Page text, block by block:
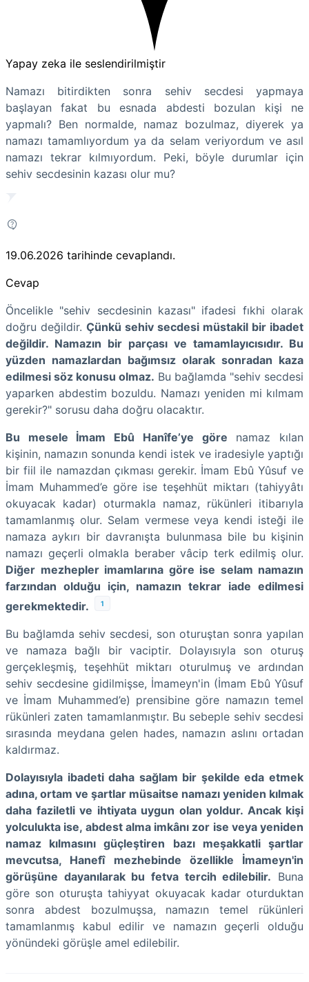
Yapay zeka ile seslendirilmiştir
Namazı bitirdikten sonra sehiv secdesi yapmaya
başlayan fakat bu esnada abdesti bozulan kişi ne
yapmalı? Ben normalde, namaz bozulmaz, diyerek ya
namazı tamamlıyordum ya da selam veriyordum ve asıl
namazı tekrar kılmıyordum. Peki, böyle durumlar için
sehiv secdesinin kazası olur mu?
19.06.2026 tarihinde cevaplandı.
Cevap
Öncelikle "sehiv secdesinin kazası" ifadesi fıkhi olarak
doğru değildir. Çünkü sehiv secdesi müstakil bir ibadet
değildir. Namazın bir parçası ve tamamlayıcısıdır. Bu
yüzden namazlardan bağımsız olarak sonradan kaza
edilmesi söz konusu olmaz. Bu bağlamda "sehiv secdesi
yaparken abdestim bozuldu. Namazı yeniden mi kılmam
gerekir?" sorusu daha doğru olacaktır.
Bu mesele İmam Ebû Hanîfe’ye göre namaz kılan
kişinin, namazın sonunda kendi istek ve iradesiyle yaptığı
bir fiil ile namazdan çıkması gerekir. İmam Ebû Yûsuf ve
İmam Muhammed’e göre ise teşehhüt miktarı (tahiyyâtı
okuyacak kadar) oturmakla namaz, rükünleri itibarıyla
tamamlanmış olur. Selam vermese veya kendi isteği ile
namaza aykırı bir davranışta bulunmasa bile bu kişinin
namazı geçerli olmakla beraber vâcip terk edilmiş olur.
Diğer mezhepler imamlarına göre ise selam namazın
farzından olduğu için, namazın tekrar iade edilmesi
gerekmektedir.
1
Bu bağlamda sehiv secdesi, son oturuştan sonra yapılan
ve namaza bağlı bir vaciptir. Dolayısıyla son oturuş
gerçekleşmiş, teşehhüt miktarı oturulmuş ve ardından
sehiv secdesine gidilmişse, İmameyn'in (İmam Ebû Yûsuf
ve İmam Muhammed’e) prensibine göre namazın temel
rükünleri zaten tamamlanmıştır. Bu sebeple sehiv secdesi
sırasında meydana gelen hades, namazın aslını ortadan
kaldırmaz.
Dolayısıyla ibadeti daha sağlam bir şekilde eda etmek
adına, ortam ve şartlar müsaitse namazı yeniden kılmak
daha faziletli ve ihtiyata uygun olan yoldur. Ancak kişi
yolculukta ise, abdest alma imkânı zor ise veya yeniden
namaz kılmasını güçleştiren bazı meşakkatli şartlar
mevcutsa, Hanefî mezhebinde özellikle İmameyn'in
görüşüne dayanılarak bu fetva tercih edilebilir. Buna
göre son oturuşta tahiyyat okuyacak kadar oturduktan
sonra abdest bozulmuşsa, namazın temel rükünleri
tamamlanmış kabul edilir ve namazın geçerli olduğu
yönündeki görüşle amel edilebilir.